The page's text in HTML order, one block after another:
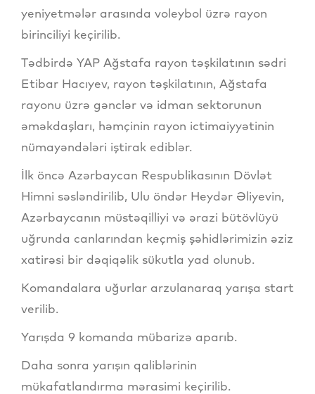
yeniyetmələr arasında voleybol üzrə rayon
birinciliyi keçirilib.
Tədbirdə YAP Ağstafa rayon təşkilatının sədri
Etibar Hacıyev, rayon təşkilatının, Ağstafa
rayonu üzrə gənclər və idman sektorunun
əməkdaşları, həmçinin rayon ictimaiyyətinin
nümayəndələri iştirak ediblər.
İlk öncə Azərbaycan Respublikasının Dövlət
Himni səsləndirilib, Ulu öndər Heydər Əliyevin,
Azərbaycanın müstəqilliyi və ərazi bütövlüyü
uğrunda canlarından keçmiş şəhidlərimizin əziz
xatirəsi bir dəqiqəlik sükutla yad olunub.
Komandalara uğurlar arzulanaraq yarışa start
verilib.
Yarışda 9 komanda mübarizə aparıb.
Daha sonra yarışın qaliblərinin
mükafatlandırma mərasimi keçirilib.